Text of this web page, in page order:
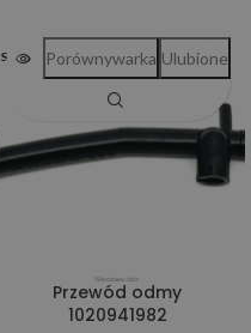
SOLD OUT
Przewód odmy
1020941982
Porównywarka Ulubione